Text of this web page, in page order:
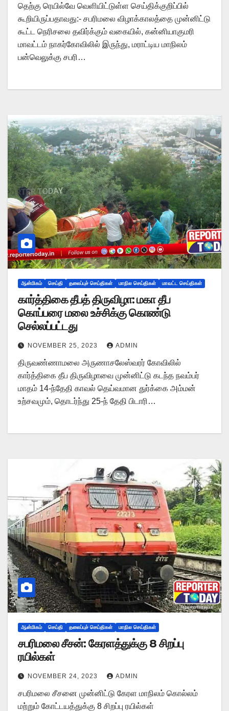
தெற்கு ரெயில்வே வெளியிட்டுள்ள செய்திக்குறிப்பில்
கூறியிருப்பதாவது:- சபரிமலை விழாக்காலத்தை முன்னிட்டு
கூட்ட நெரிசலை தவிர்க்கும் வகையில், கன்னியாகுமரி
மாவட்டம் நாகர்கோவிலில் இருந்து, மராட்டிய மாநிலம்
பன்வெலுக்கு சபரி…
ஆன்மிகம் செய்தி தலைப்புச் செய்திகள் மாநில செய்திகள் மாவட்ட செய்திகள்
கார்த்திகை தீபத் திருவிழா: மகா தீப
கொப்பரை மலை உச்சிக்கு கொண்டு
செல்லப்பட்டது
NOVEMBER 25, 2023 ADMIN
திருவண்ணாமலை அருணாசலேஸ்வரர் கோவிலில்
கார்த்திகை தீப திருவிழாவை முன்னிட்டு கடந்த நவம்பர்
மாதம் 14-ந்தேதி காவல் தெய்வமான துர்க்கை அம்மன்
உற்சவமும், தொடர்ந்து 25-ந் தேதி பிடாரி…
ஆன்மிகம் செய்தி தலைப்புச் செய்திகள் மாநில செய்திகள்
சபரிமலை சீசன்: கேரளத்துக்கு 8 சிறப்பு
ரயில்கள்
NOVEMBER 24, 2023 ADMIN
சபரிமலை சீசனை முன்னிட்டு கேரள மாநிலம் கொல்லம்
மற்றும் கோட்டயத்துக்கு 8 சிறப்பு ரயில்கள்